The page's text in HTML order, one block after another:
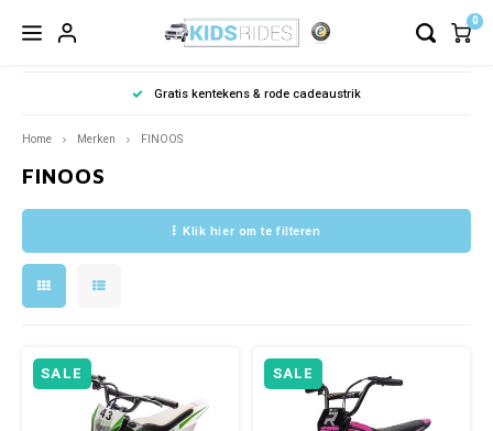
0
Gratis kentekens & rode cadeaustrik
Home Merken FINOOS
FINOOS
Klik hier om te filteren
SALE SALE